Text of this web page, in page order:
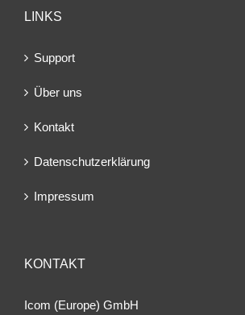
LINKS
Support
Über uns
Kontakt
Datenschutzerklärung
Impressum
KONTAKT
Icom (Europe) GmbH